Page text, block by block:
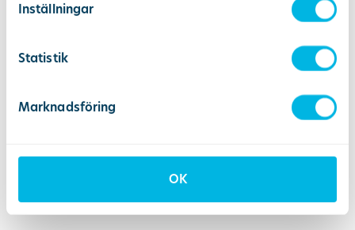
Inställningar
Statistik
Marknadsföring
OK
Miljöpolicy DTV 2023